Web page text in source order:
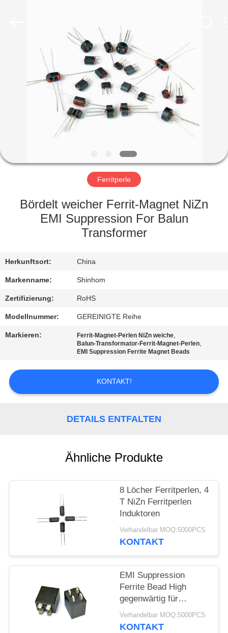
PRODUKTE
ÜBER
UNS
WERKSBESICHTIGUNG
QUALITÄTSKONTROLLE
KONTAKTIEREN
SIE
UNS
NEUIGKEITEN
ANGEBOT
Ferritperle
Bördelt weicher Ferrit-Magnet NiZn
EMI Suppression For Balun
Transformer
Herkunftsort: China
Markenname: Shinhom
Zertifizierung: RoHS
Modellnummer: GEREINIGTE Reihe
Markieren: Ferrit-Magnet-Perlen NiZn weiche,
Balun-Transformator-Ferrit-Magnet-Perlen,
EMI Suppression Ferrite Magnet Beads
KONTAKT!
DETAILS ENTFALTEN
Ähnliche Produkte
8 Löcher Ferritperlen, 4
T NiZn Ferritperlen
Induktoren
Verhandelbar MOQ:5000PCS
KONTAKT
EMI Suppression
Ferrite Bead High
gegenwärtig für
Rauschfilterungs-
Geräte
Verhandelbar MOQ:5000PCS
KONTAKT